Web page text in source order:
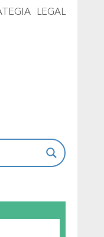
LEGAL